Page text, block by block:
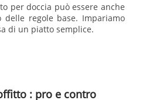
per doccia può essere anche
delle regole base. Impariamo
di un piatto semplice.
: pro e contro